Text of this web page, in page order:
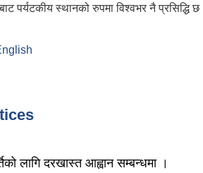
पर्यटकीय स्थानको रुपमा विश्वभर नै प्रसिद्धि
गाउँपालिकाको संक्षिप्त परिचय
लागि दरखास्त आह्वान सम्बन्धमा ।